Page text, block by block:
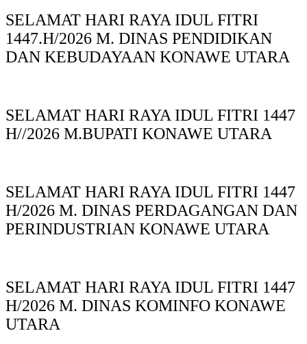
SELAMAT HARI RAYA IDUL FITRI
1447.H/2026 M. DINAS PENDIDIKAN
DAN KEBUDAYAAN KONAWE UTARA
SELAMAT HARI RAYA IDUL FITRI 1447
H//2026 M.BUPATI KONAWE UTARA
SELAMAT HARI RAYA IDUL FITRI 1447
H/2026 M. DINAS PERDAGANGAN DAN
PERINDUSTRIAN KONAWE UTARA
SELAMAT HARI RAYA IDUL FITRI 1447
H/2026 M. DINAS KOMINFO KONAWE
UTARA